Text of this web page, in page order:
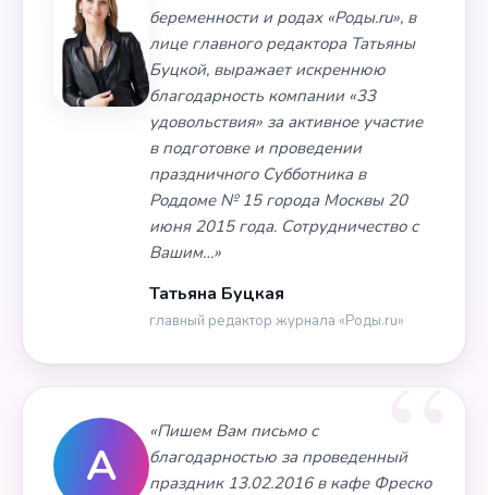
беременности и родах «Роды.ru», в
лице главного редактора Татьяны
Буцкой, выражает искреннюю
благодарность компании «33
удовольствия» за активное участие
в подготовке и проведении
праздничного Субботника в
Роддоме № 15 города Москвы 20
июня 2015 года. Сотрудничество с
Вашим…»
Татьяна Буцкая
главный редактор журнала «Роды.ru»
А
«Пишем Вам письмо с
благодарностью за проведенный
праздник 13.02.2016 в кафе Фреско